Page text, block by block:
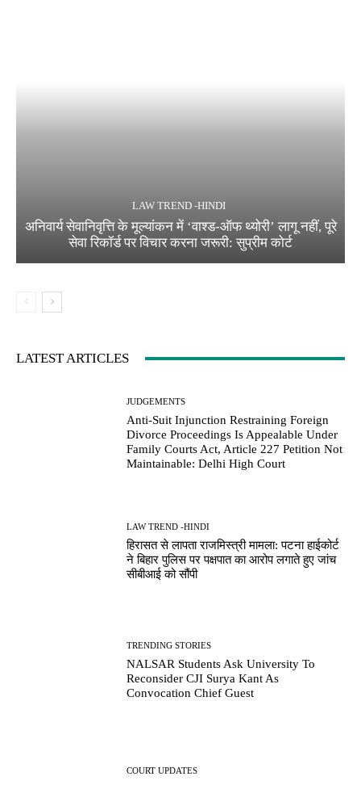
LAW TREND -HINDI
अनिवार्य सेवानिवृत्ति के मूल्यांकन में ‘वाश्ड-ऑफ थ्योरी’ लागू नहीं, पूरे
सेवा रिकॉर्ड पर विचार करना जरूरी: सुप्रीम कोर्ट
LATEST ARTICLES
JUDGEMENTS
Anti-Suit Injunction Restraining Foreign
Divorce Proceedings Is Appealable Under
Family Courts Act, Article 227 Petition Not
Maintainable: Delhi High Court
LAW TREND -HINDI
हिरासत से लापता राजमिस्त्री मामला: पटना हाईकोर्ट
ने बिहार पुलिस पर पक्षपात का आरोप लगाते हुए जांच
सीबीआई को सौंपी
TRENDING STORIES
NALSAR Students Ask University To
Reconsider CJI Surya Kant As
Convocation Chief Guest
COURT UPDATES